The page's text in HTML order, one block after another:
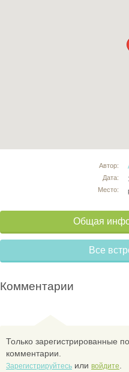
Автор:
Дата:
Место:
Общая
Все
Комментарии
Только зарегистрированные
комментарии.
Зарегистрируйтесь или войдите